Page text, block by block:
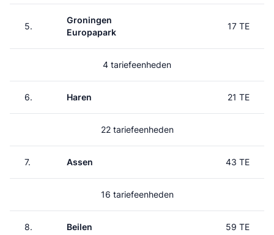
5.
Groningen
Europapark
17 TE
4 tariefeenheden
6. Haren 21 TE
22 tariefeenheden
7. Assen 43 TE
16 tariefeenheden
8. Beilen 59 TE